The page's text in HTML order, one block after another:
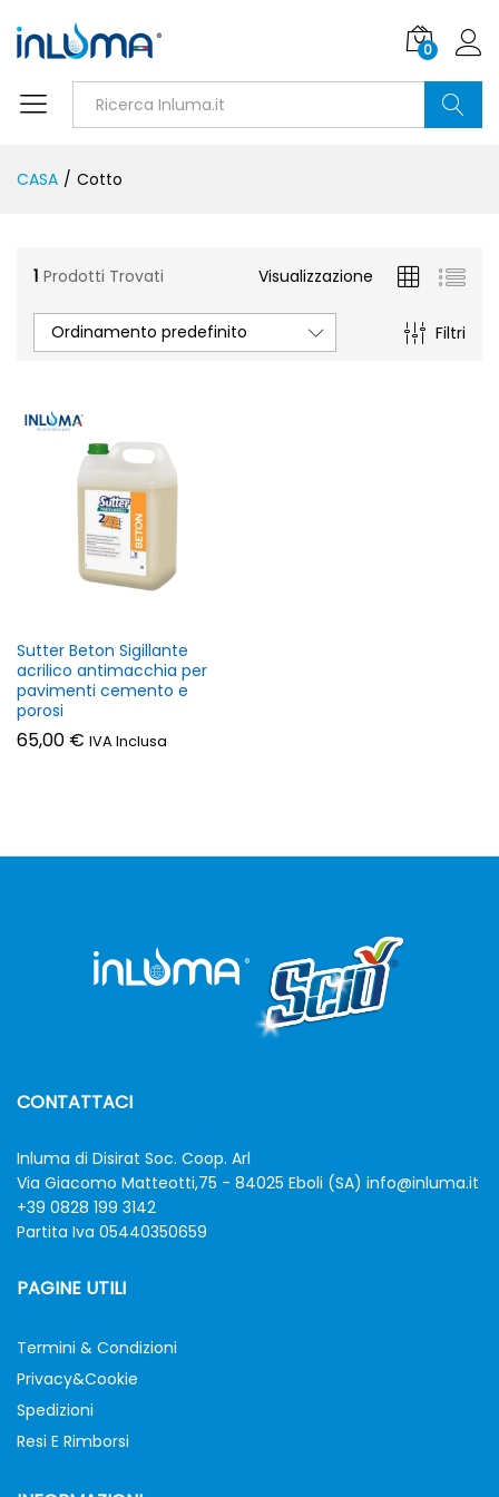
0
CASA / Cotto
1 Prodotti Trovati Visualizzazione
Filtri
Ordinamento predefinito
Sutter Beton Sigillante
acrilico antimacchia per
pavimenti cemento e
porosi
65,00 € IVA Inclusa
CONTATTACI
Inluma di Disirat Soc. Coop. Arl
Via Giacomo Matteotti,75 - 84025 Eboli (SA) info@inluma.it
+39 0828 199 3142
Partita Iva 05440350659
PAGINE UTILI
Termini & Condizioni
Privacy&Cookie
Spedizioni
Resi E Rimborsi